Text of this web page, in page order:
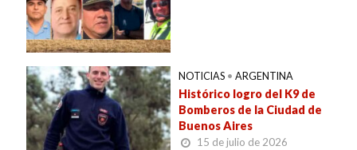
NOTICIAS • ARGENTINA
Histórico logro del K9 de
Bomberos de la Ciudad de
Buenos Aires
15 de julio de 2026